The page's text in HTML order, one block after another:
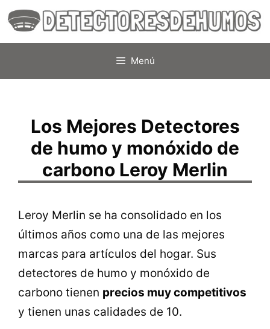
Saltar
contenido
Menú
Los Mejores Detectores
de humo y monóxido de
carbono Leroy Merlin
Leroy Merlin se ha consolidado en los
últimos años como una de las mejores
marcas para artículos del hogar. Sus
detectores de humo y monóxido de
carbono tienen precios muy competitivos
y tienen unas calidades de 10.